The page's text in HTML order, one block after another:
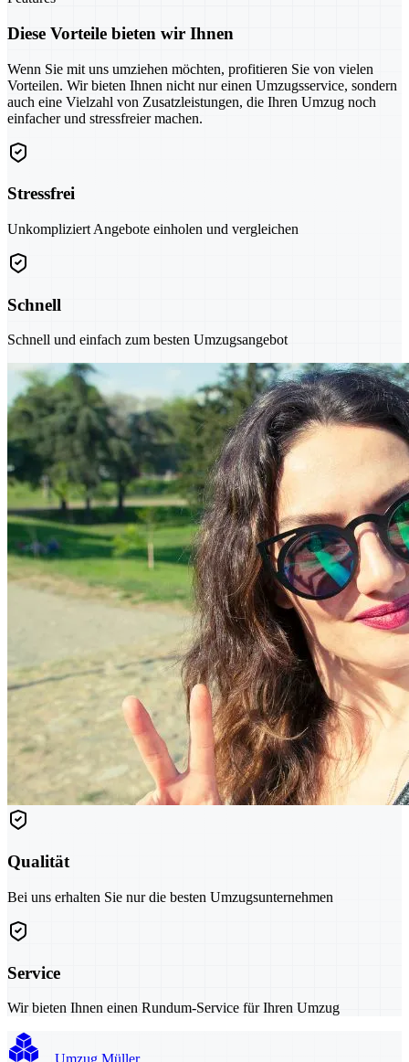
Diese Vorteile bieten wir Ihnen
Wenn Sie mit uns umziehen möchten, profitieren Sie von vielen
Vorteilen. Wir bieten Ihnen nicht nur einen Umzugsservice, sondern
auch eine Vielzahl von Zusatzleistungen, die Ihren Umzug noch
einfacher und stressfreier machen.
Stressfrei
Unkompliziert Angebote einholen und vergleichen
Schnell
Schnell und einfach zum besten Umzugsangebot
Qualität
Bei uns erhalten Sie nur die besten Umzugsunternehmen
Service
Wir bieten Ihnen einen Rundum-Service für Ihren Umzug